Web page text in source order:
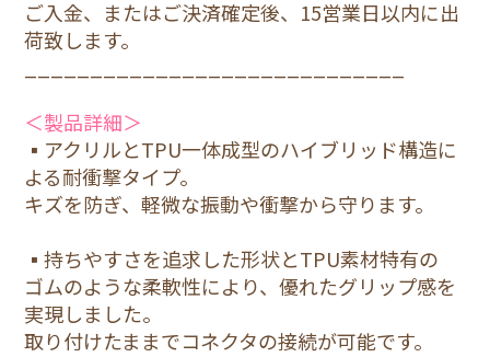
ご入金、またはご決済確定後、15営業日以内に出
荷致します。
＜製品詳細＞
▪アクリルとTPU一体成型のハイブリッド構造に
よる耐衝撃タイプ。
キズを防ぎ、軽微な振動や衝撃から守ります。
▪持ちやすさを追求した形状とTPU素材特有の
ゴムのような柔軟性により、優れたグリップ感を
実現しました。
取り付けたままでコネクタの接続が可能です。
13
13Pro
3,520円(税込)
3,520円(税込)
13ProMax
3,520円(税込)